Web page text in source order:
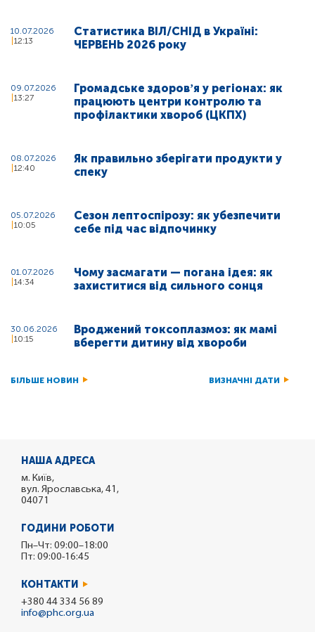
10.07.2026
12:13
Статистика ВІЛ/СНІД в Україні:
ЧЕРВЕНЬ 2026 року
09.07.2026
13:27
Громадське здоровʼя у регіонах: як
працюють центри контролю та
профілактики хвороб (ЦКПХ)
08.07.2026
12:40
Як правильно зберігати продукти у
спеку
05.07.2026
10:05
Сезон лептоспірозу: як убезпечити
себе під час відпочинку
01.07.2026
14:34
Чому засмагати — погана ідея: як
захиститися від сильного сонця
30.06.2026
10:15
Вроджений токсоплазмоз: як мамі
вберегти дитину від хвороби
БІЛЬШЕ НОВИН ВИЗНАЧНІ ДАТИ
НАША АДРЕСА
м. Київ,
вул. Ярославська, 41,
04071
ГОДИНИ РОБОТИ
Пн–Чт: 09:00–18:00
Пт: 09:00-16:45
КОНТАКТИ
+380 44 334 56 89
info@phc.org.ua